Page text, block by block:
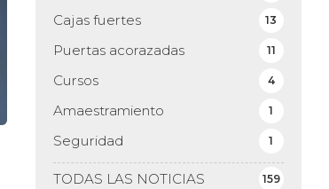
TODAS LAS NOTICIAS 159
Cajas fuertes 13
Puertas acorazadas 11
Cursos 4
Amaestramiento 1
Seguridad 1